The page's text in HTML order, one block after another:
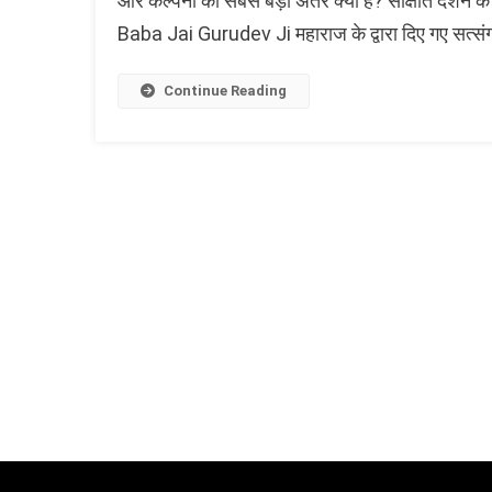
Baba Jai Gurudev Ji महाराज के द्वारा दिए गए
Continue Reading